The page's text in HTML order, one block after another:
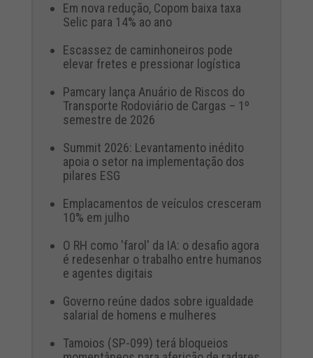
Em nova redução, Copom baixa taxa
Selic para 14% ao ano
Escassez de caminhoneiros pode
elevar fretes e pressionar logística
Pamcary lança Anuário de Riscos do
Transporte Rodoviário de Cargas – 1º
semestre de 2026
Summit 2026: Levantamento inédito
apoia o setor na implementação dos
pilares ESG
Emplacamentos de veículos cresceram
10% em julho
O RH como 'farol' da IA: o desafio agora
é redesenhar o trabalho entre humanos
e agentes digitais
Governo reúne dados sobre igualdade
salarial de homens e mulheres
Tamoios (SP-099) terá bloqueios